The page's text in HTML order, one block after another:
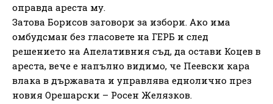
оправда ареста му.
Затова Борисов заговори за избори. Ако има
омбудсман без гласовете на ГЕРБ и след
решението на Апелативния съд, да остави Коцев в
ареста, вече е напълно видимо, че Пеевски кара
влака в държавата и управлява еднолично през
новия Орешарски – Росен Желязков.